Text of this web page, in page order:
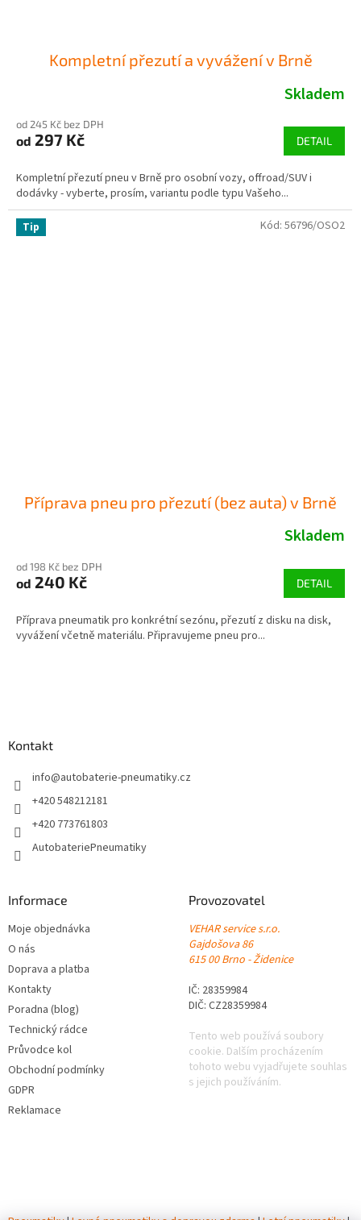
Kompletní přezutí a vyvážení v Brně
Skladem
od 245 Kč bez DPH
od 297 Kč DETAIL
Kompletní přezutí pneu v Brně pro osobní vozy, offroad/SUV i
dodávky - vyberte, prosím, variantu podle typu Vašeho...
Tip
Příprava pneu pro přezutí (bez auta) v Brně
Skladem
od 198 Kč bez DPH
od 240 Kč DETAIL
Příprava pneumatik pro konkrétní sezónu, přezutí z disku na disk,
vyvážení včetně materiálu. Připravujeme pneu pro...
Kód: 56796/OSO2
Kontakt
info@autobaterie-pneumatiky.cz
+420 548212181
+420 773761803
AutobateriePneumatiky
Informace
Moje objednávka
O nás
Doprava a platba
Kontakty
Poradna (blog)
Technický rádce
Průvodce kol
Obchodní podmínky
GDPR
Reklamace
Provozovatel
VEHAR service s.r.o.
Gajdošova 86
615 00 Brno - Židenice
IČ: 28359984
DIČ: CZ28359984
Tento web používá soubory
cookie. Dalším procházením
tohoto webu vyjadřujete souhlas
s jejich používáním.